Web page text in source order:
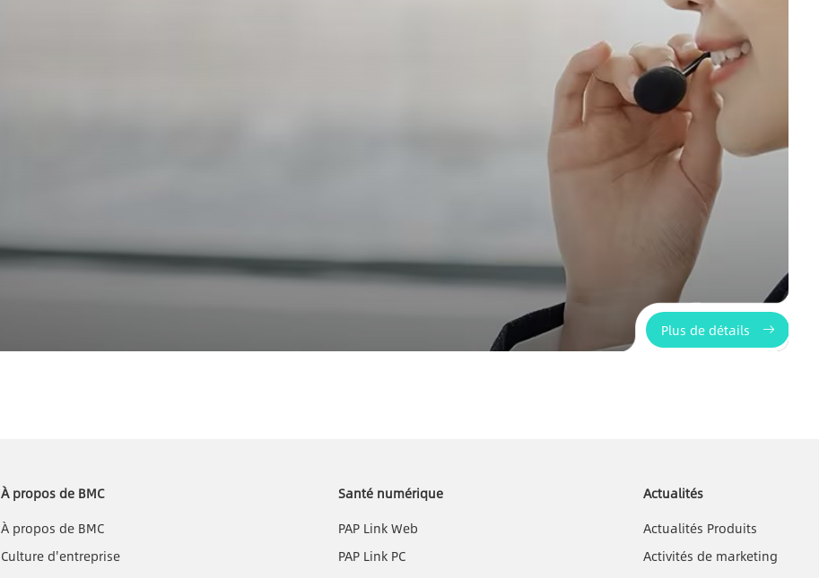
Plus de détails
À propos de BMC
À propos de BMC
Culture d'entreprise
Santé numérique
PAP Link Web
PAP Link PC
Actualités
Actualités Produits
Activités de marketing